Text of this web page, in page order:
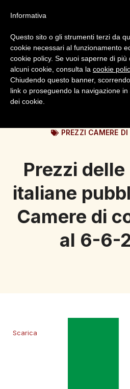
PREZZI CAMERE
Prezzi
italiane
Camere di
al 6-6-
Scarica
Informativa
Questo sito o gli strumenti terzi da
cookie necessari al funzionamento
cookie policy. Se vuoi saperne di
alcuni cookie, consulta la cookie
Chiudendo questo banner,
link o proseguendo la navigazione
dei cookie.